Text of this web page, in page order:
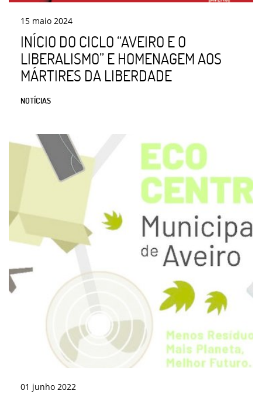
15 maio 2024
INÍCIO DO CICLO “AVEIRO E O
LIBERALISMO” E HOMENAGEM AOS
MÁRTIRES DA LIBERDADE
NOTÍCIAS
01 junho 2022